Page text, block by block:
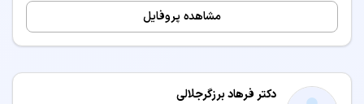
مشاهده پروفایل
دکتر فرهاد برزگرجلالی